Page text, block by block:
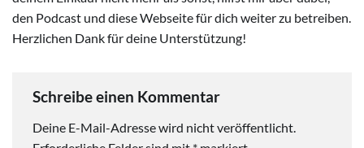
den Podcast und diese Webseite für dich weiter zu betreiben.
Herzlichen Dank für deine Unterstützung!
Schreibe einen Kommentar
Deine E-Mail-Adresse wird nicht veröffentlicht.